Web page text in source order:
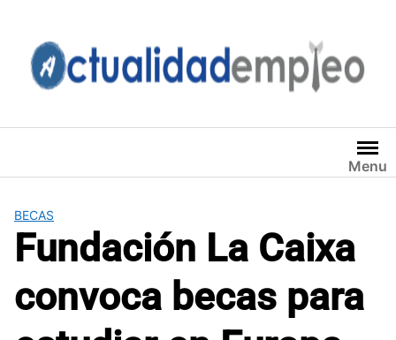
contenido
Menu
BECAS
Fundación La Caixa
convoca becas para